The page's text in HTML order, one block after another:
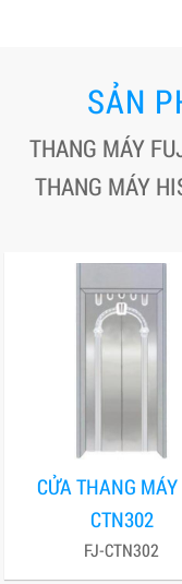
SẢN
THANG MÁY
THANG MÁY
CỬA THANG MÁY
CTN302
FJ-CTN302